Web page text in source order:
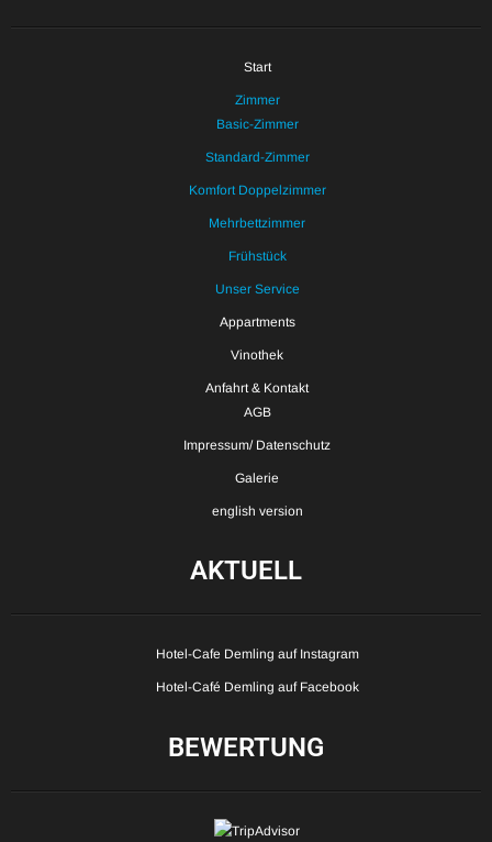
Start
Zimmer
Basic-Zimmer
Standard-Zimmer
Komfort Doppelzimmer
Mehrbettzimmer
Frühstück
Unser Service
Appartments
Vinothek
Anfahrt & Kontakt
AGB
Impressum/ Datenschutz
Galerie
english version
AKTUELL
Hotel-Cafe Demling auf Instagram
Hotel-Café Demling auf Facebook
BEWERTUNG